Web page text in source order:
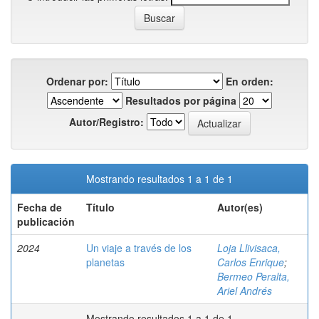
Ordenar por:
En orden:
Resultados por página
Autor/Registro:
Mostrando resultados 1 a 1 de 1
Fecha de
publicación
Título Autor(es)
2024
Un viaje a través de los
planetas
Loja Llivisaca,
Carlos Enrique;
Bermeo Peralta,
Ariel Andrés